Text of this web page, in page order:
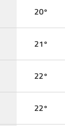
20°
21°
22°
22°